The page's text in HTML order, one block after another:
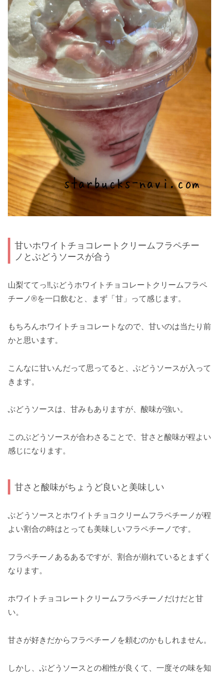
甘いホワイトチョコレートクリームフラペチー
ノとぶどうソースが合う
山梨ててっ‼ぶどうホワイトチョコレートクリームフラペ
チーノ®を一口飲むと、まず「甘」って感じます。
もちろんホワイトチョコレートなので、甘いのは当たり前
かと思います。
こんなに甘いんだって思ってると、ぶどうソースが入って
きます。
ぶどうソースは、甘みもありますが、酸味が強い。
このぶどうソースが合わさることで、甘さと酸味が程よい
感じになります。
甘さと酸味がちょうど良いと美味しい
ぶどうソースとホワイトチョコクリームフラペチーノが程
よい割合の時はとっても美味しいフラペチーノです。
フラペチーノあるあるですが、割合が崩れているとまずく
なります。
ホワイトチョコレートクリームフラペチーノだけだと甘
い。
甘さが好きだからフラペチーノを頼むのかもしれません。
しかし、ぶどうソースとの相性が良くて、一度その味を知